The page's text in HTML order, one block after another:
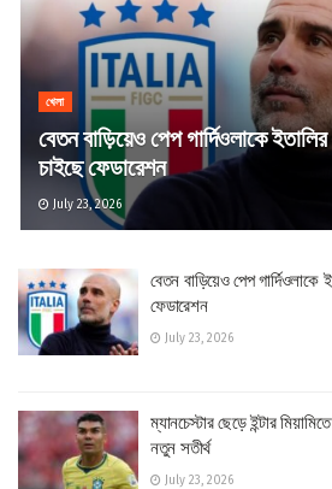
খেলা
বেতন বাড়িয়েও পেপ গার্দিওলাকে
চাইছে ফেডারেশন
July 23, 2026
বেতন বাড়িয়েও পেপ
ফেডারেশন
July 23, 2026
ম্যানচেস্টার ছেড়ে ইন্টার
নতুন সতীর্থ
July 23, 2026